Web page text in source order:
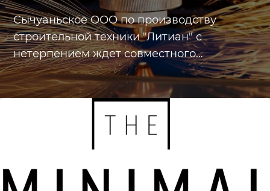
Сычуаньское ООО по производству
строительной техники "Литиан" с
нетерпением ждет совместного
продвижения и создания блестящей
карьеры со всеми друзьями!